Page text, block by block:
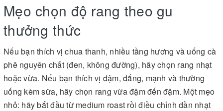
Mẹo chọn độ rang theo gu
thưởng thức
Nếu bạn thích vị chua thanh, nhiều tầng hương và uống cà
phê nguyên chất (đen, không đường), hãy chọn rang nhạt
hoặc vừa. Nếu bạn thích vị đậm, đắng, mạnh và thường
uống kèm sữa, hãy chọn rang vừa đậm đến đậm. Một mẹo
nhỏ: hãy bắt đầu từ medium roast rồi điều chỉnh dần nhạt